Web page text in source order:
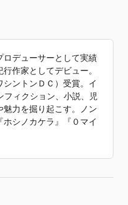
デューサーとして実績
作家としてデビュー。
ントンＤＣ）受賞。イ
ィクション、小説、児
力を掘り起こす。ノン
シノカケラ』『０マイ